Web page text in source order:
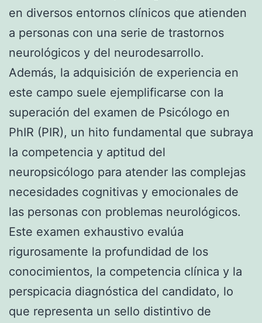
en diversos entornos clínicos que atienden
a personas con una serie de trastornos
neurológicos y del neurodesarrollo.
Además, la adquisición de experiencia en
este campo suele ejemplificarse con la
superación del examen de Psicólogo en
PhIR (PIR), un hito fundamental que subraya
la competencia y aptitud del
neuropsicólogo para atender las complejas
necesidades cognitivas y emocionales de
las personas con problemas neurológicos.
Este examen exhaustivo evalúa
rigurosamente la profundidad de los
conocimientos, la competencia clínica y la
perspicacia diagnóstica del candidato, lo
que representa un sello distintivo de